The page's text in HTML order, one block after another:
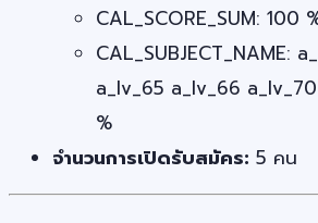
CAL_SCORE_SUM: 100
CAL_SUBJECT_NAME:
a_lv_65 a_lv_66
%
จำนวนการเปิดรับสมัคร: 5 คน